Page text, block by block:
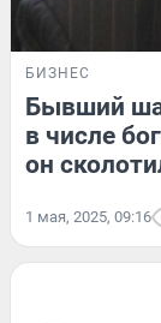
БИЗНЕС
Бывший
в числе
он
1 мая, 2025, 09:16